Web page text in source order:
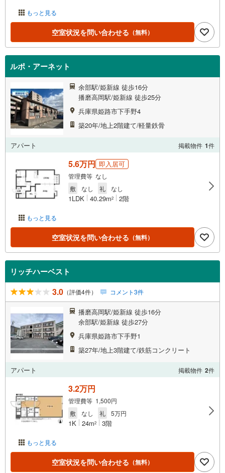
もっと見る
空室状況を問い合わせる （無料）
ルポ・アーネット
余部駅/姫新線 徒歩16分
播磨高岡駅/姫新線 徒歩25分
兵庫県姫路市下手野4
築20年/地上2階建て/軽量鉄骨
アパート 掲載物件 1件
もっと見る
5.6万円 即入居可
管理費等 なし
敷
なし 礼 なし
1LDK 40.29m2 2階
空室状況を問い合わせる （無料）
リッチハーベスト
3.0 （評価4件） コメント3件
播磨高岡駅/姫新線 徒歩16分
余部駅/姫新線 徒歩27分
兵庫県姫路市下手野1
築27年/地上3階建て/鉄筋コンクリート
アパート 掲載物件 2件
もっと見る
3.2万円
管理費等 1,500円
敷
なし 礼 5万円
1K 24m2 3階
空室状況を問い合わせる （無料）